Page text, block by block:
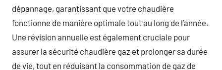
dépannage, garantissant que votre chaudière
fonctionne de manière optimale tout au long de l’année.
Une révision annuelle est également cruciale pour
assurer la sécurité chaudière gaz et prolonger sa durée
de vie, tout en réduisant la consommation de gaz de